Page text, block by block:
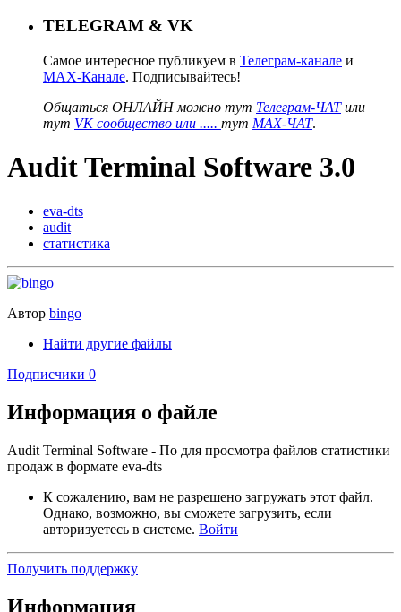
TELEGRAM & VK
Самое интересное публикуем в Телеграм-канале и
MAX-Канале. Подписывайтесь!
Общаться ОНЛАЙН можно тут Телеграм-ЧАТили
тут VK сообщество или ..... тут MAX-ЧАТ.
Audit Terminal Software 3.0
eva-dts
audit
статистика
Автор bingo
Найти другие файлы
Подписчики 0
Информация о файле
Audit Terminal Software - По для просмотра файлов статистики
продаж в формате eva-dts
К сожалению, вам не разрешено загружать этот файл.
Однако, возможно, вы сможете загрузить, если
авторизуетесь в системе. Войти
Получить поддержку
Информация